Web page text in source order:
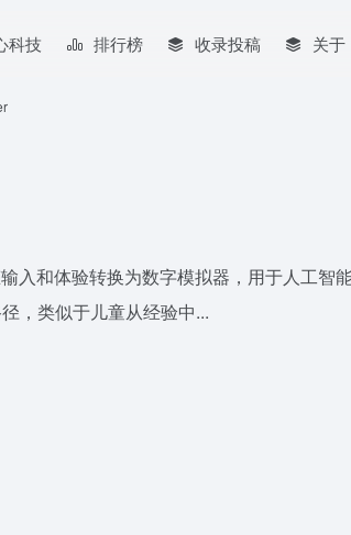
科技 排行榜 收录投稿 关于
入和体验转换为数字模拟器，用于人工智
，类似于儿童从经验中...